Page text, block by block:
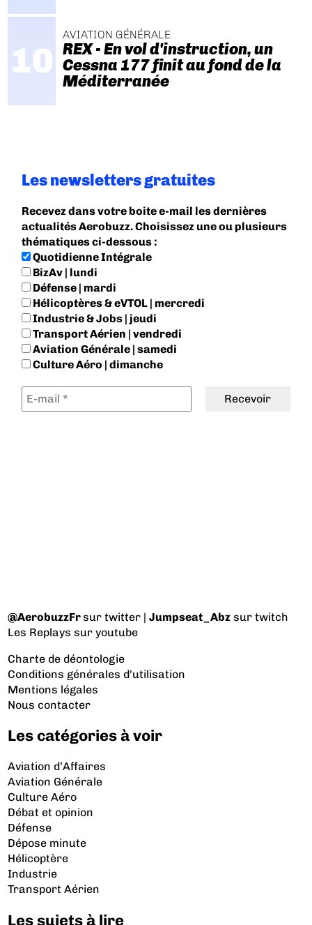
AVIATION GÉNÉRALE
REX - En vol d'instruction, un
Cessna 177 finit au fond de la
Méditerranée
Les newsletters gratuites
Recevez dans votre boite e-mail les dernières
actualités Aerobuzz. Choisissez une ou plusieurs
thématiques ci-dessous :
Quotidienne Intégrale
BizAv | lundi
Défense | mardi
Hélicoptères & eVTOL | mercredi
Industrie & Jobs | jeudi
Transport Aérien | vendredi
Aviation Générale | samedi
Culture Aéro | dimanche
@AerobuzzFrsur twitter |Jumpseat_Abz sur twitch
Les Replays sur youtube
Charte de déontologie
Conditions générales d'utilisation
Mentions légales
Nous contacter
Les catégories à voir
Aviation d’Affaires
Aviation Générale
Culture Aéro
Débat et opinion
Défense
Dépose minute
Hélicoptère
Industrie
Transport Aérien
Les sujets à lire